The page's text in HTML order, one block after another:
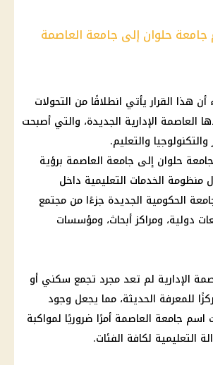
جامعة حلوان إلى جامعة العاصمة
هذا القرار يأتي انطلاقًا من التحولات
العاصمة الإدارية الجديدة، والتي أصبحت
والتكنولوجيا والتعليم.
حلوان إلى جامعة العاصمة برؤية
منظومة الخدمات التعليمية داخل
الحكومية الجديدة جزءًا من مجتمع
دولية، ومراكز أبحاث، ومؤسسات
الإدارية لم تعد مجرد تجمع سكني أو
للمعرفة الحديثة، مما يجعل وجود
جامعة العاصمة أمرًا ضروريًا لمواكبة
التعليمية لكافة الفئات.